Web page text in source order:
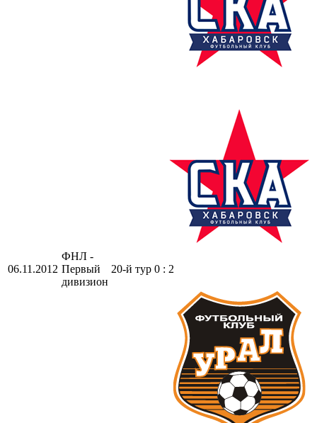
06.11.2012
ФНЛ -
Первый
дивизион
20-й тур 0 : 2